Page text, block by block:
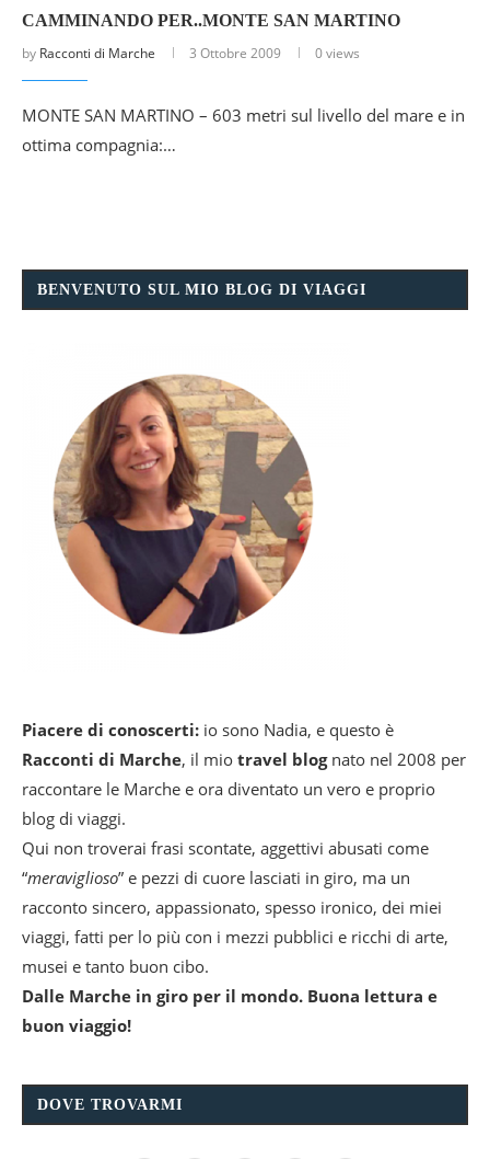
CAMMINANDO PER..MONTE SAN MARTINO
by Racconti di Marche 3 Ottobre 2009 0 views
MONTE SAN MARTINO – 603 metri sul livello del mare e in
ottima compagnia:…
BENVENUTO SUL MIO BLOG DI VIAGGI
Piacere di conoscerti: io sono Nadia, e questo è
Racconti di Marche, il mio travel blognato nel 2008 per
raccontare le Marche e ora diventato un vero e proprio
blog di viaggi.
Qui non troverai frasi scontate, aggettivi abusati come
“meraviglioso” e pezzi di cuore lasciati in giro, ma un
racconto sincero, appassionato, spesso ironico, dei miei
viaggi, fatti per lo più con i mezzi pubblici e ricchi di arte,
musei e tanto buon cibo.
Dalle Marche in giro per il mondo. Buona lettura e
buon viaggio!
DOVE TROVARMI